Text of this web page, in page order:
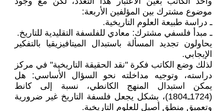
موضوع مشترك بين المؤلفين الأربعة:
ـ دراسة طبيعة العلوم التاريخية.
ـ مبدأ فلسفي مشترك: معادي للفلسفة التقليدية للتاريخ.
يحاولون تجديد المسألة باستبدال الميتافيزيقيا بالتفكير
الإيجابي.
لذلك وضع الكاتب فكرة "نقد الحقيقة التاريخية" في مركز
دراسته، وتوجيه مداخلته نحو السؤال الأساسي: هل
يمكن استبدال المنهج الكانطي، نسبة إلى كانط
(1724ـ1804)، بشكل يجعل فلسفة التاريخ غير ضرورية
وتعميق منطق أصيل للعلوم التاريخية.